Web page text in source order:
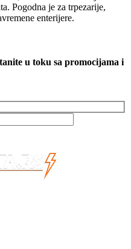
Pogodna je za trpezarije,
enterijere.
u toku sa promocijama i